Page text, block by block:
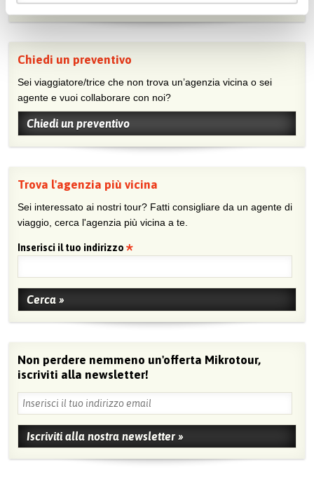
Chiedi un preventivo
Sei viaggiatore/trice che non trova un’agenzia vicina o sei
agente e vuoi collaborare con noi?
Chiedi un preventivo
Trova l'agenzia più vicina
Sei interessato ai nostri tour? Fatti consigliare da un agente di
viaggio, cerca l'agenzia più vicina a te.
Inserisci il tuo indirizzo
Non perdere nemmeno un'offerta Mikrotour,
iscriviti alla newsletter!